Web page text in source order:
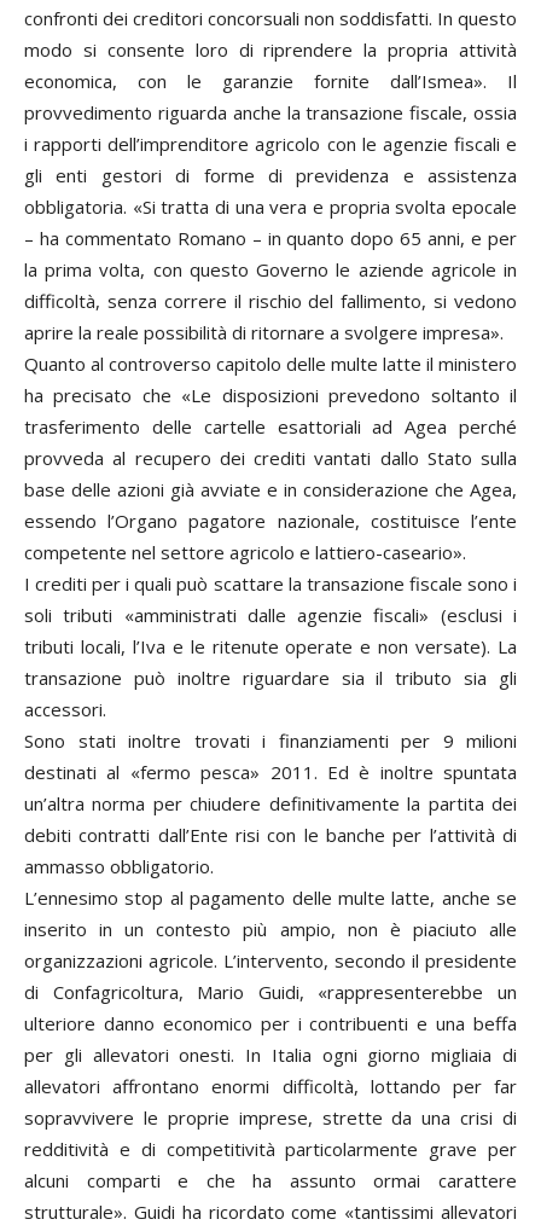
confronti dei creditori concorsuali non soddisfatti. In questo
modo si consente loro di riprendere la propria attività
economica, con le garanzie fornite dall’Ismea». Il
provvedimento riguarda anche la transazione fiscale, ossia
i rapporti dell’imprenditore agricolo con le agenzie fiscali e
gli enti gestori di forme di previdenza e assistenza
obbligatoria. «Si tratta di una vera e propria svolta epocale
– ha commentato Romano – in quanto dopo 65 anni, e per
la prima volta, con questo Governo le aziende agricole in
difficoltà, senza correre il rischio del fallimento, si vedono
aprire la reale possibilità di ritornare a svolgere impresa».
Quanto al controverso capitolo delle multe latte il ministero
ha precisato che «Le disposizioni prevedono soltanto il
trasferimento delle cartelle esattoriali ad Agea perché
provveda al recupero dei crediti vantati dallo Stato sulla
base delle azioni già avviate e in considerazione che Agea,
essendo l’Organo pagatore nazionale, costituisce l’ente
competente nel settore agricolo e lattiero-caseario».
I crediti per i quali può scattare la transazione fiscale sono i
soli tributi «amministrati dalle agenzie fiscali» (esclusi i
tributi locali, l’Iva e le ritenute operate e non versate). La
transazione può inoltre riguardare sia il tributo sia gli
accessori.
Sono stati inoltre trovati i finanziamenti per 9 milioni
destinati al «fermo pesca» 2011. Ed è inoltre spuntata
un’altra norma per chiudere definitivamente la partita dei
debiti contratti dall’Ente risi con le banche per l’attività di
ammasso obbligatorio.
L’ennesimo stop al pagamento delle multe latte, anche se
inserito in un contesto più ampio, non è piaciuto alle
organizzazioni agricole. L’intervento, secondo il presidente
di Confagricoltura, Mario Guidi, «rappresenterebbe un
ulteriore danno economico per i contribuenti e una beffa
per gli allevatori onesti. In Italia ogni giorno migliaia di
allevatori affrontano enormi difficoltà, lottando per far
sopravvivere le proprie imprese, strette da una crisi di
redditività e di competitività particolarmente grave per
alcuni comparti e che ha assunto ormai carattere
strutturale». Guidi ha ricordato come «tantissimi allevatori